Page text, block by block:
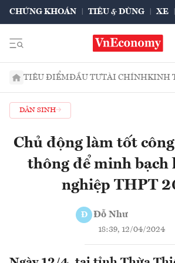
CHỨNG KHOÁN TIÊU & DÙNG XE
TIÊU ĐIỂMĐẦU TƯTÀI CHÍNHKINH
DÂN SINH
Chủ động làm tốt
thông để minh bạch
nghiệp THPT
Đ Đỗ Như
18:39, 12/04/2024